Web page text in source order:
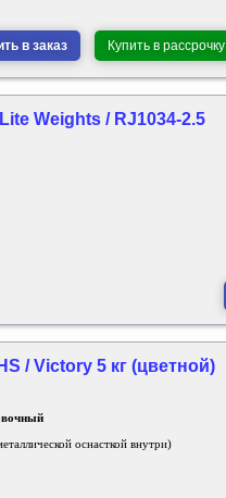
в заказ Купить в рассрочку
Weights / RJ1034-2.5
/ Victory 5 кг (цветной)
оснасткой внутри)